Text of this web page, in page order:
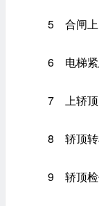
5 合闸上
6 电梯紧
7 上轿顶
8 轿顶转
9 轿顶检